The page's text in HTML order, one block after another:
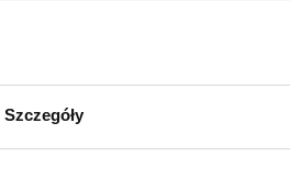
Szczegóły